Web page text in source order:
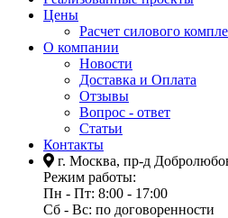
Цены
Расчет силового
О компании
Новости
Доставка и Оплата
Отзывы
Вопрос - ответ
Статьи
Контакты
г. Москва, пр-д
Режим работы:
Пн - Пт: 8:00 - 17:00
Сб - Вс: по договоренности